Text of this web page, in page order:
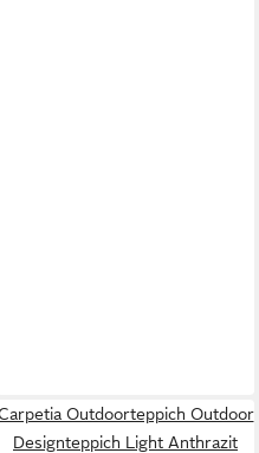
Outdoorteppich Outdoor
Designteppich Light Anthrazit